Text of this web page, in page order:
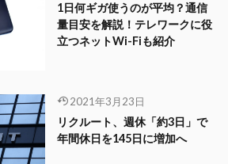
1日何ギガ使うのが平均？通信
量目安を解説！テレワークに役
立つネットWi-Fiも紹介
2021年3月23日
リクルート、週休「約3日」で
年間休日を145日に増加へ